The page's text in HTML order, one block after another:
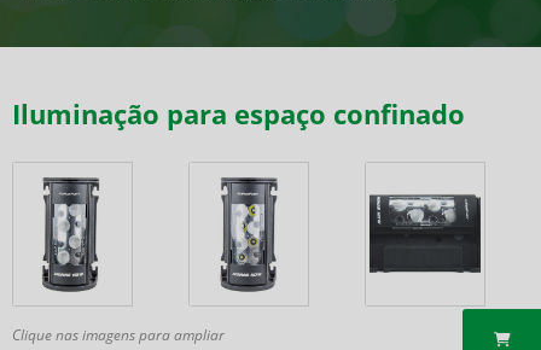
Iluminação para espaço confinado
Clique nas imagens para ampliar